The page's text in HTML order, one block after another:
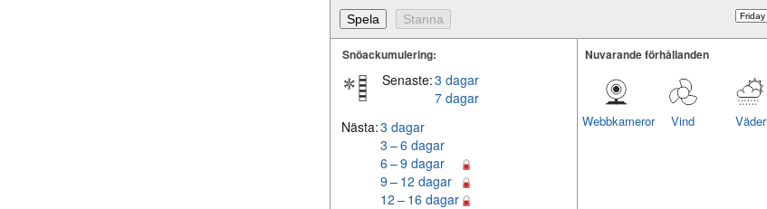
Snöackumulering:
Senaste:3 dagar
7 dagar
Nästa:3 dagar
3 – 6 dagar
6 – 9 dagar
9 – 12 dagar
12 – 16 dagar
Nuvarande förhållanden
Väder
Vind
Webbkameror